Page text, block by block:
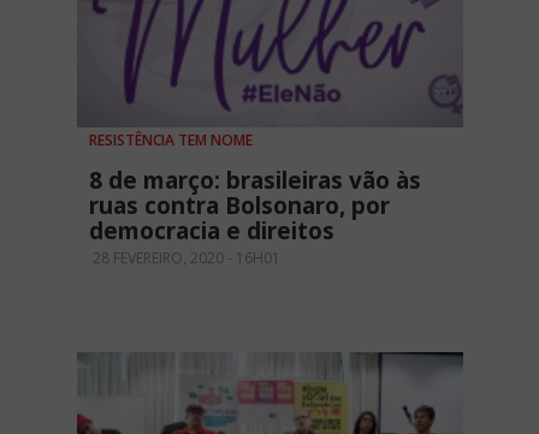
RESISTÊNCIA TEM NOME
8 de março: brasileiras vão às
ruas contra Bolsonaro, por
democracia e direitos
28 FEVEREIRO, 2020 - 16H01